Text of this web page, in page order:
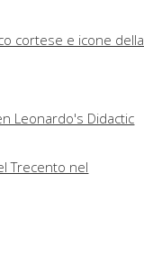
cortese e icone della
Leonardo's Didactic
Trecento nel